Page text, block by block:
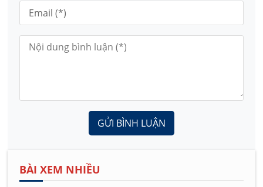
GỬI BÌNH LUẬN
BÀI XEM NHIỀU